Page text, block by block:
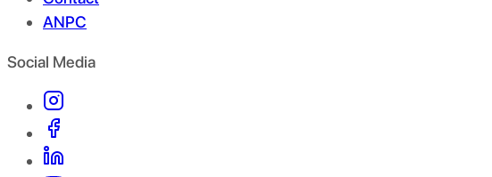
ANPC
Social Media